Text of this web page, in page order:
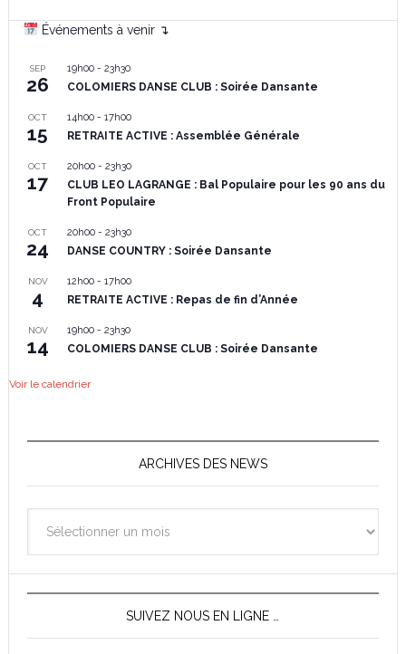
Événements à venir ↴
SEP
26
19h00- 23h30
COLOMIERS DANSE CLUB : Soirée Dansante
OCT
15
14h00- 17h00
RETRAITE ACTIVE : Assemblée Générale
OCT
17
20h00- 23h30
CLUB LEO LAGRANGE : Bal Populaire pour les 90 ans du
Front Populaire
OCT
24
20h00- 23h30
DANSE COUNTRY : Soirée Dansante
NOV
4
12h00- 17h00
RETRAITE ACTIVE : Repas de fin d’Année
NOV
14
19h00- 23h30
COLOMIERS DANSE CLUB : Soirée Dansante
Voir le calendrier
ARCHIVES DES NEWS
des
News
SUIVEZ NOUS EN LIGNE …